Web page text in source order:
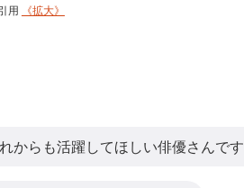
用 《拡大》
からも活躍してほしい俳優さんです